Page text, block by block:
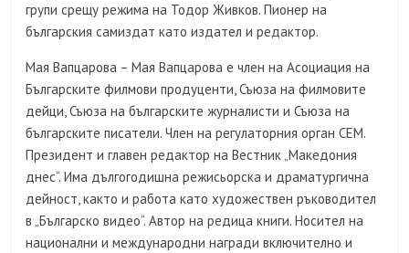
групи срещу режима на Тодор Живков. Пионер на
българския самиздат като издател и редактор.
Мая Вапцарова – Мая Вапцарова е член на Асоциация на
Българските филмови продуценти, Съюза на филмовите
дейци, Съюза на българските журналисти и Съюза на
българските писатели. Член на регулаторния орган СЕМ.
Президент и главен редактор на Вестник „Македония
днес“. Има дългогодишна режисьорска и драматургична
дейност, както и работа като художествен ръководител
в „Българско видео“. Автор на редица книги. Носител на
национални и международни награди включително и